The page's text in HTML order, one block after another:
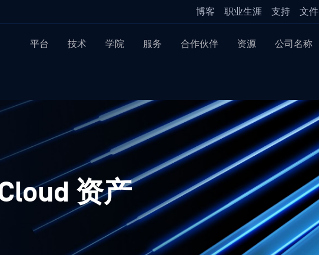
博客 职业生涯 支持 文件
平台 技术 学院 服务 合作伙伴 资源 公司名称
资产